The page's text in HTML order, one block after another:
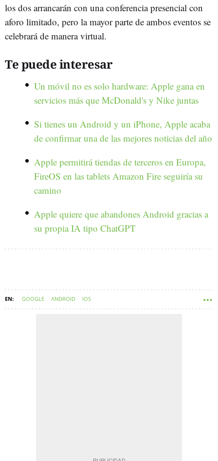
los dos arrancarán con una conferencia presencial con
aforo limitado, pero la mayor parte de ambos eventos se
celebrará de manera virtual.
Te puede interesar
Un móvil no es solo hardware: Apple gana en
servicios más que McDonald's y Nike juntas
Si tienes un Android y un iPhone, Apple acaba
de confirmar una de las mejores noticias del año
Apple permitirá tiendas de terceros en Europa,
FireOS en las tablets Amazon Fire seguiría su
camino
Apple quiere que abandones Android gracias a
su propia IA tipo ChatGPT
GOOGLE ANDROID IOS